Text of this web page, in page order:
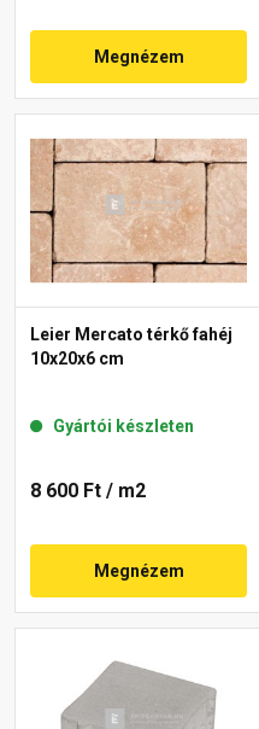
Megnézem
Leier Mercato térkő fahéj
10x20x6 cm
Gyártói készleten
8 600 Ft / m2
Megnézem